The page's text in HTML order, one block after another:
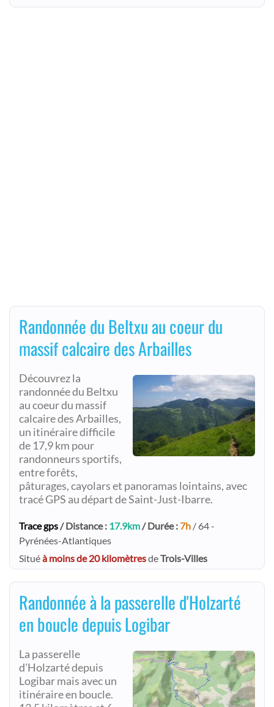
Randonnée du Beltxu au coeur du
massif calcaire des Arbailles
Découvrez la
randonnée du Beltxu
au coeur du massif
calcaire des Arbailles,
un itinéraire difficile
de 17,9 km pour
randonneurs sportifs,
entre forêts,
pâturages, cayolars et panoramas lointains, avec
tracé GPS au départ de Saint-Just-Ibarre.
Trace gps/ Distance : 17.9km/ Durée : 7h / 64 -
Pyrénées-Atlantiques
Situéà moins de 20 kilomètresdeTrois-Villes
Randonnée à la passerelle d'Holzarté
en boucle depuis Logibar
La passerelle
d'Holzarté depuis
Logibar mais avec un
itinéraire en boucle.